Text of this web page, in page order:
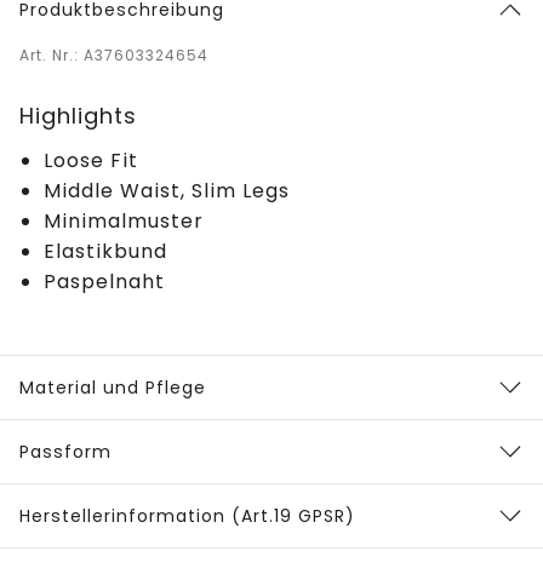
Produktbeschreibung
Art. Nr.: A37603324654
Highlights
Loose Fit
Middle Waist, Slim Legs
Minimalmuster
Elastikbund
Paspelnaht
Material und Pflege
Passform
Herstellerinformation (Art.19 GPSR)